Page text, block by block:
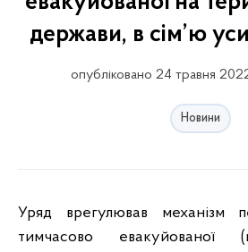
держави, в сім’ю
опубліковано 24 травня
Новини
Уряд врегулював механізм
тимчасово евакуйованої